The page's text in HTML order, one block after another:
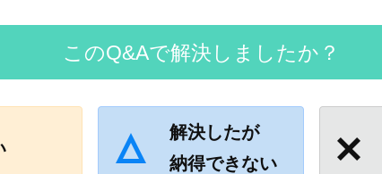
このQ&Aで解決しましたか？
解決したが
納得できない